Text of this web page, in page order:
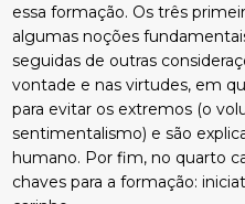
essa formação. Os três
algumas noções
seguidas de outras
vontade e nas virtudes, em
para evitar os extremos (o
sentimentalismo) e são
humano. Por fim, no quarto
chaves para a formação: